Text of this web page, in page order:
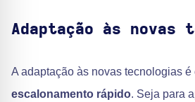
Adaptação às novas
A adaptação às novas tecnologias é
escalonamento rápido. Seja para